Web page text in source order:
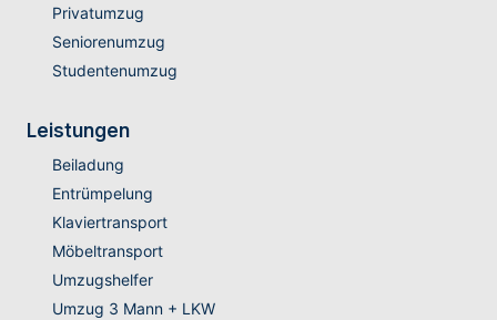
Privatumzug
Seniorenumzug
Studentenumzug
Leistungen
Beiladung
Entrümpelung
Klaviertransport
Möbeltransport
Umzugshelfer
Umzug 3 Mann + LKW